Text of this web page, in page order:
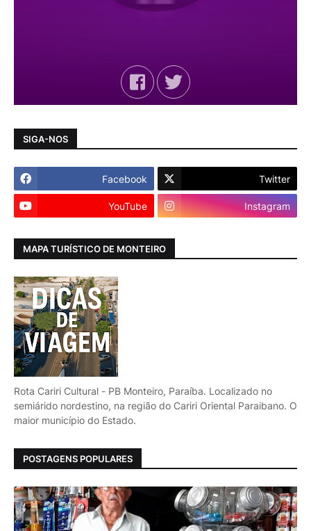
SIGA-NOS
Facebook Twitter
YouTube Instagram
MAPA TURÍSTICO DE MONTEIRO
Rota Cariri Cultural - PB Monteiro, Paraíba. Localizado no
semiárido nordestino, na região do Cariri Oriental Paraibano. O
maior município do Estado.
POSTAGENS POPULARES